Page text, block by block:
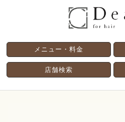
メニュー・料金
店舗検索